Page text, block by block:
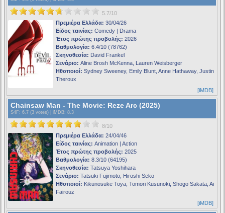
5.7/10
Πρεμιέρα Ελλάδα: 30/04/26
Είδος ταινίας: Comedy | Drama
Έτος πρώτης προβολής: 2026
Βαθμολογία: 6.4/10 (78762)
Σκηνοθεσία: David Frankel
Σενάριο: Aline Brosh McKenna, Lauren Weisberger
Ηθοποιοί: Sydney Sweeney, Emily Blunt, Anne Hathaway, Justin
Theroux
[iMDB]
Chainsaw Man - The Movie: Reze Arc (2025)
S4F : 6.7 (3 votes) | iMDB: 8.3
8/10
Πρεμιέρα Ελλάδα: 24/04/46
Είδος ταινίας: Animation | Action
Έτος πρώτης προβολής: 2025
Βαθμολογία: 8.3/10 (64195)
Σκηνοθεσία: Tatsuya Yoshihara
Σενάριο: Tatsuki Fujimoto, Hiroshi Seko
Ηθοποιοί: Kikunosuke Toya, Tomori Kusunoki, Shogo Sakata, Ai
Fairouz
[iMDB]